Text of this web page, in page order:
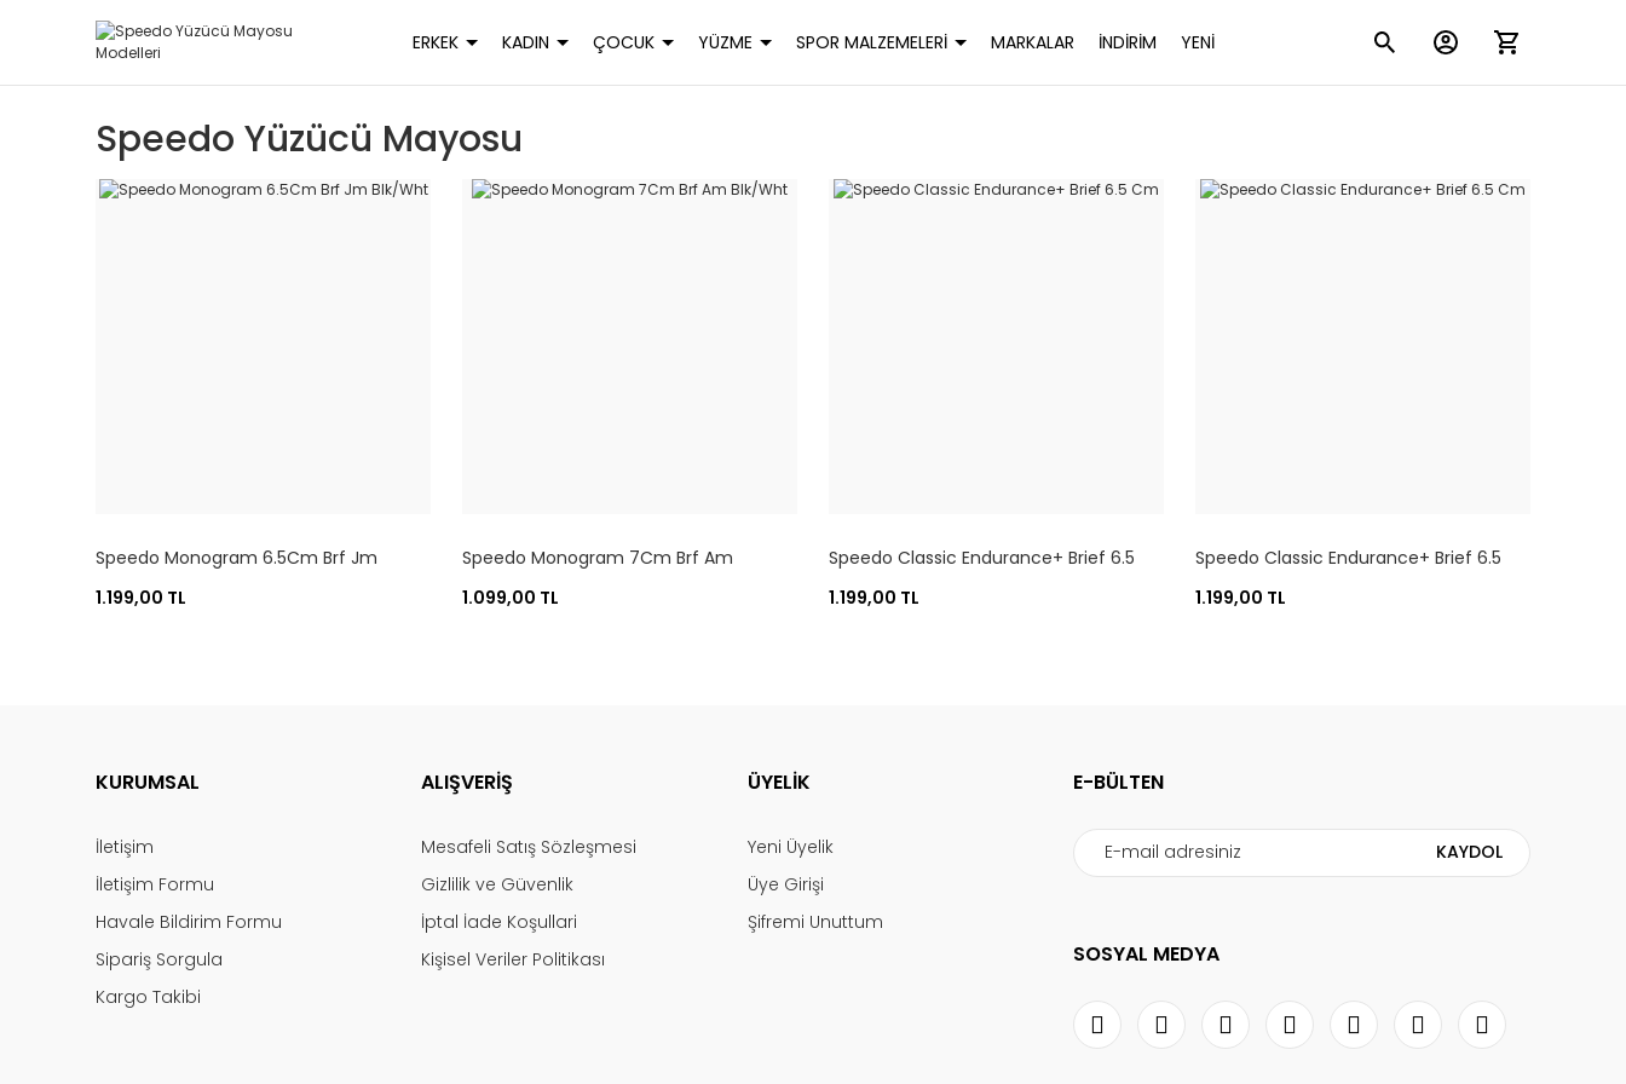
ERKEK KADIN ÇOCUK YÜZME SPOR MALZEMELERİ MARKALAR İNDİRİM YENİ
Speedo Yüzücü Mayosu
Speedo Monogram 6.5Cm Brf Jm
1.199,00 TL
Speedo Monogram 7Cm Brf Am
1.099,00 TL
Speedo Classic Endurance+ Brief 6.5
1.199,00 TL
Speedo Classic Endurance+ Brief 6.5
1.199,00 TL
KURUMSAL
İletişim
İletişim Formu
Havale Bildirim Formu
Sipariş Sorgula
Kargo Takibi
ALIŞVERİŞ
Mesafeli Satış Sözleşmesi
Gizlilik ve Güvenlik
İptal İade Koşullari
Kişisel Veriler Politikası
ÜYELİK
Yeni Üyelik
Üye Girişi
Şifremi Unuttum
E-BÜLTEN
KAYDOL
SOSYAL MEDYA